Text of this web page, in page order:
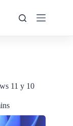
11 y 10